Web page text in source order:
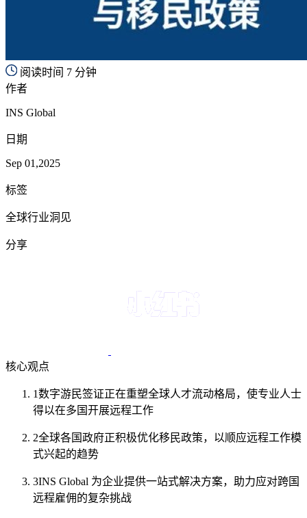
阅读时间 7 分钟
作者
INS Global
日期
Sep 01,2025
标签
全球行业洞见
分享
核心观点
1数字游民签证正在重塑全球人才流动格局，使专业人士
得以在多国开展远程工作
2全球各国政府正积极优化移民政策，以顺应远程工作模
式兴起的趋势
3INS Global 为企业提供一站式解决方案，助力应对跨国
远程雇佣的复杂挑战